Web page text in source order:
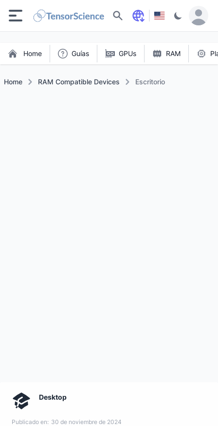
Buscar
Home Guías GPUs RAM
Home RAM Compatible Devices Escritorio
Desktop
Publicado en: 30 de noviembre de 2024